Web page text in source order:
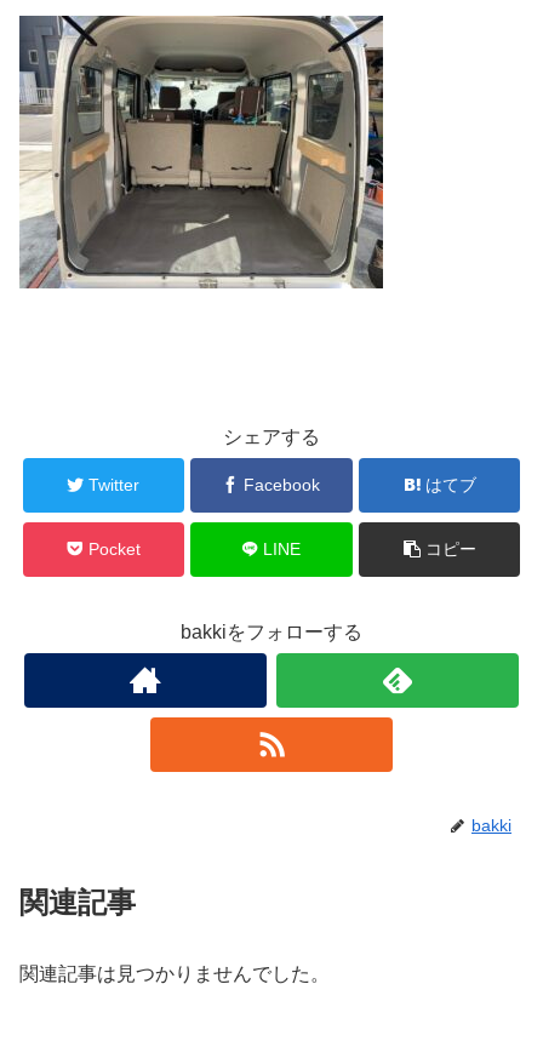
シェアする
Twitter Facebook はてブ
Pocket LINE コピー
bakkiをフォローする
bakki
関連記事
関連記事は見つかりませんでした。